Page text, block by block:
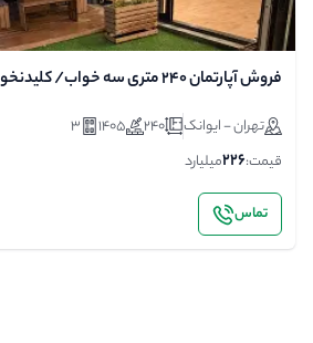
فروش آپارتمان 240 متری سه خواب/ کلیدنخورده/ تک واحدی
تهران - ایوانک 240
1405
3
قیمت:226میلیارد
تماس